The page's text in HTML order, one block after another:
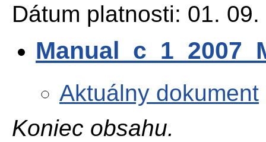
Dátum platnosti: 01. 09.
Aktuálny dokument
Koniec obsahu.